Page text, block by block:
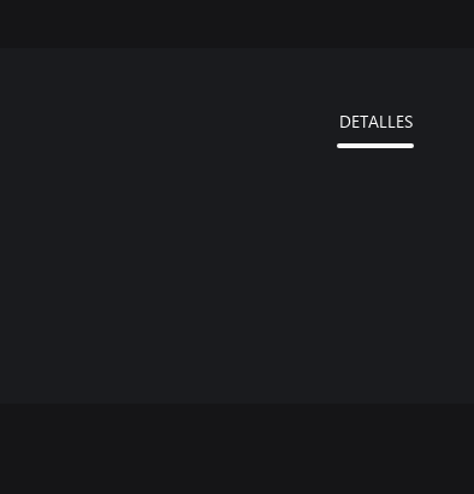
DETALLES